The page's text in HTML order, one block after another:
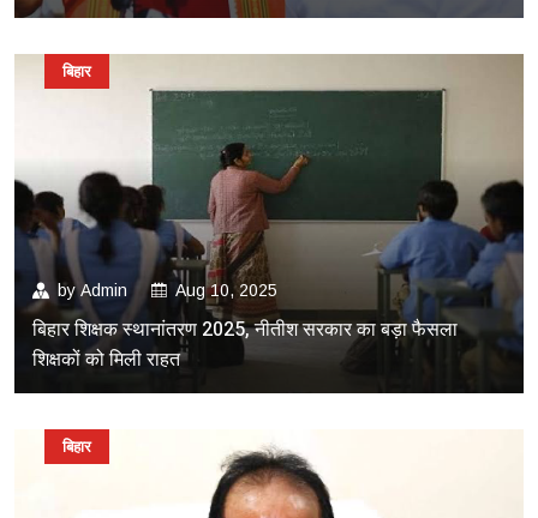
byAdmin Aug 10, 2025
बिहार शिक्षक स्थानांतरण 2025, नीतीश सरकार का बड़ा फैसला
शिक्षकों को मिली राहत
बिहार
बिहार